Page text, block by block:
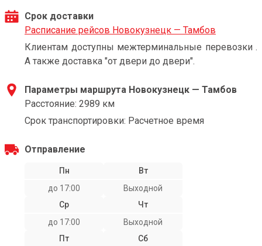
Срок доставки
Расписание рейсов Новокузнецк — Тамбов
Клиентам доступны межтерминальные перевозки .
А также доставка "от двери до двери".
Параметры маршрута Новокузнецк — Тамбов
Расстояние: 2989 км
Срок транспортировки: Расчетное время
Отправление
Пн
до 17:00
Вт
Выходной
Ср
до 17:00
Чт
Выходной
Пт
Сб